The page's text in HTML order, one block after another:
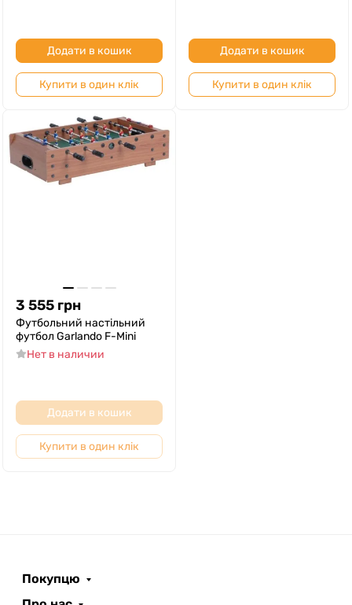
Додати в кошик
Купити в один клік
Додати в кошик
Купити в один клік
3 555 грн
Футбольний настільний
футбол Garlando F-Mini
Нет в наличии
Додати в кошик
Купити в один клік
Покупцю